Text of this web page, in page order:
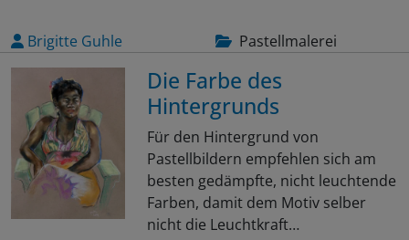
Brigitte Guhle Pastellmalerei
Die Farbe des
Hintergrunds
Für den Hintergrund von
Pastellbildern empfehlen sich am
besten gedämpfte, nicht leuchtende
Farben, damit dem Motiv selber
nicht die Leuchtkraft…